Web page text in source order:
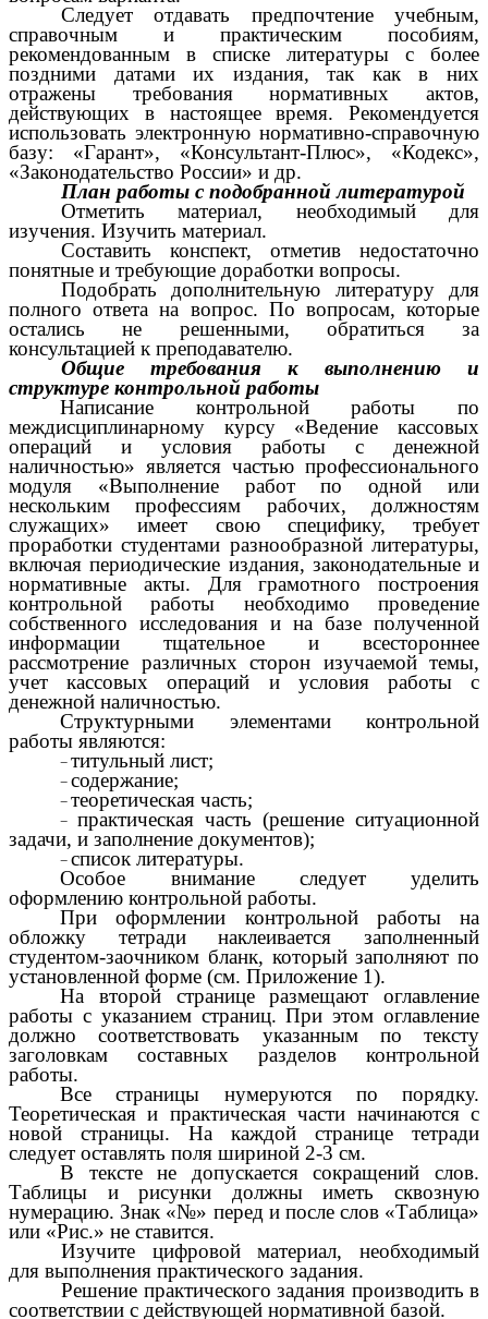
Следует отдавать предпочтение учебным,
справочным и практическим пособиям,
рекомендованным в списке литературы с более
поздними датами их издания, так как в них
отражены требования нормативных актов,
действующих в настоящее время. Рекомендуется
использовать электронную нормативно-справочную
базу: «Гарант», «Консультант-Плюс», «Кодекс»,
«Законодательство России» и др.
План работы с подобранной литературой
Отметить материал, необходимый для
изучения. Изучить материал.
Составить конспект, отметив недостаточно
понятные и требующие доработки вопросы.
Подобрать дополнительную литературу для
полного ответа на вопрос. По вопросам, которые
остались не решенными, обратиться за
консультацией к преподавателю.
Общие требования к выполнению и
структуре контрольной работы
Написание контрольной работы по
междисциплинарному курсу «Ведение кассовых
операций и условия работы с денежной
наличностью» является частью профессионального
модуля «Выполнение работ по одной или
нескольким профессиям рабочих, должностям
служащих» имеет свою специфику, требует
проработки студентами разнообразной литературы,
включая периодические издания, законодательные и
нормативные акты. Для грамотного построения
контрольной работы необходимо проведение
собственного исследования и на базе полученной
информации тщательное и всестороннее
рассмотрение различных сторон изучаемой темы,
учет кассовых операций и условия работы с
денежной наличностью.
Структурными элементами контрольной
работы являются:
титульный лист;
содержание;
теоретическая часть;
практическая часть (решение ситуационной
задачи, и заполнение документов);
список литературы.
Особое внимание следует уделить
оформлению контрольной работы.
При оформлении контрольной работы на
обложку тетради наклеивается заполненный
студентом-заочником бланк, который заполняют по
установленной форме (см. Приложение 1).
На второй странице размещают оглавление
работы с указанием страниц. При этом оглавление
должно соответствовать указанным по тексту
заголовкам составных разделов контрольной
работы.
Все страницы нумеруются по порядку.
Теоретическая и практическая части начинаются с
новой страницы. На каждой странице тетради
следует оставлять поля шириной 2-3 см.
В тексте не допускается сокращений слов.
Таблицы и рисунки должны иметь сквозную
нумерацию. Знак «№» перед и после слов «Таблица»
или «Рис.» не ставится.
Изучите цифровой материал, необходимый
для выполнения практического задания.
Решение практического задания производить в
соответствии с действующей нормативной базой.